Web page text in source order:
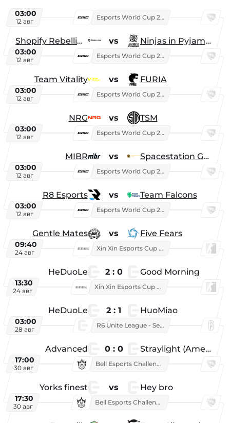
03:00
12 авг
Esports World Cup 2026
Shopify Rebellion vs Ninjas in Pyjamas
03:00
12 авг
Esports World Cup 2026
Team Vitality vs FURIA
03:00
12 авг
Esports World Cup 2026
NRG vs TSM
03:00
12 авг
Esports World Cup 2026
MIBR vs Spacestation Gaming
03:00
12 авг
Esports World Cup 2026
R8 Esports vs Team Falcons
03:00
12 авг
Esports World Cup 2026
Gentle Mates vs Five Fears
09:40
24 авг
Xin Xin Esports Cup 2025
HeDuoLe 2 : 0 Good Morning
13:30
24 авг
Xin Xin Esports Cup 2026
HeDuoLe 2 : 1 HuoMiao
03:00
28 авг
R6 Unite League - Season 1
Advanced 0 : 0 Straylight (American team)
17:00
30 авг
Bell Esports Challenge 2026
Yorks finest vs Hey bro
17:30
30 авг
Bell Esports Challenge 2026